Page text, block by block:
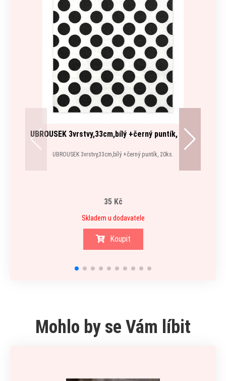
UBROUSEK 3vrstvy,33cm,bílý +černý puntík, 20ks
UBROUSEK 3vrstvy,33cm,bílý +černý puntík, 20ks.
35 Kč
Skladem u dodavatele
Koupit
Mohlo by se Vám líbit